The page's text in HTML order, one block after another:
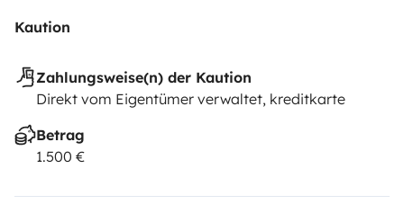
Kaution
Zahlungsweise(n) der Kaution
Direkt vom Eigentümer verwaltet, kreditkarte
Betrag
1.500 €